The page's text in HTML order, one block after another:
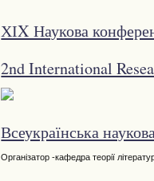
ХІX Наукова
2nd International
Всеукраїнська
Організатор -кафедра теорії